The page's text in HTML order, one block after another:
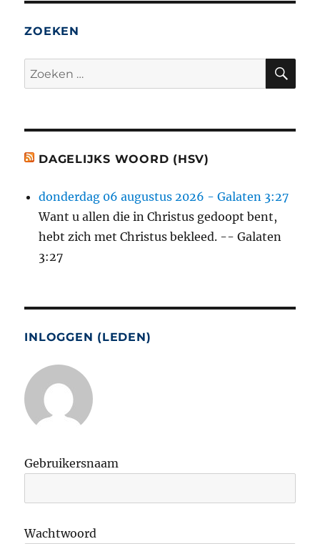
ZOEKEN
Zoeken
naar:
DAGELIJKS WOORD (HSV)
donderdag 06 augustus 2026 - Galaten 3:27
Want u allen die in Christus gedoopt bent,
hebt zich met Christus bekleed. -- Galaten
3:27
INLOGGEN (LEDEN)
Gebruikersnaam
Wachtwoord